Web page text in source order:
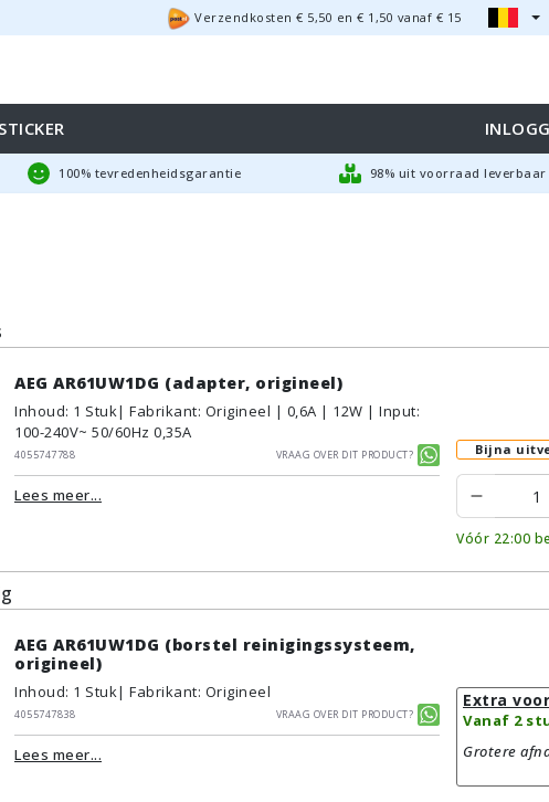
Verzendkosten € 5,50 en € 1,50 vanaf € 15
100% tevredenheidsgarantie 98% uit voorraad leverbaar
AEG AR61UW1DG (adapter, origineel)
Inhoud: 1 Stuk| Fabrikant: Origineel | 0,6A | 12W | Input:
100-240V~ 50/60Hz 0,35A
4055747788
Vraag over dit product?
Lees meer...
Bijna
Vóór 22:00
AEG AR61UW1DG (borstel reinigingssysteem,
origineel)
Inhoud: 1 Stuk| Fabrikant: Origineel
4055747838
Vraag over dit product?
Lees meer...
Extra
Vanaf 2
Grotere